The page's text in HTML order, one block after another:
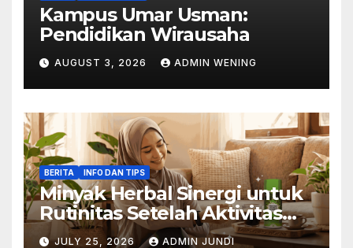
Kampus Umar Usman:
Pendidikan Wirausaha
AUGUST 3, 2026 ADMIN WENING
BERITA INFO DAN TIPS
Minyak Herbal Sinergi untuk
Rutinitas Setelah Aktivitas
Padat
JULY 25, 2026 ADMIN JUNDI